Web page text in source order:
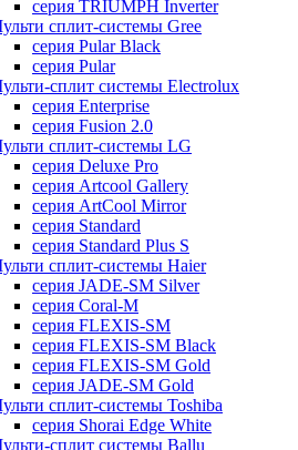
серия TRIUMPH Inverter
сплит-системы Gree
серия Pular Black
серия Pular
сплит системы Electrolux
серия Enterprise
серия Fusion 2.0
сплит-системы LG
серия Deluxe Pro
серия Artcool Gallery
серия ArtCool Mirror
серия Standard
серия Standard Plus S
сплит-системы Haier
серия JADE-SM Silver
серия Coral-M
серия FLEXIS-SM
серия FLEXIS-SM Black
серия FLEXIS-SM Gold
серия JADE-SM Gold
сплит-системы Toshiba
серия Shorai Edge White
сплит системы Ballu